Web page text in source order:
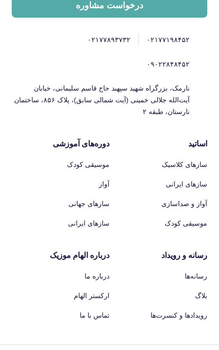
درخواست مشاوره
۰۲۱۷۷۱۹۸۴۵۲ ۰۲۱۷۷۸۹۳۷۳۲
۰۹۰۲۲۸۴۸۴۵۲
نارمک، بزرگراه شهید سپهبد حاج قاسم سلیمانی، خیابان
آیت‌الله جلالی خمینی (آیت شمالی سابق)، پلاک ۸۵۶، ساختمان
نارستان، طبقه ۲
اساتید
سازهای کلاسیک
سازهای ایرانی
آواز و صداسازی
موسیقی کودک
دوره‌های آموزشی
موسیقی کودک
آواز
سازهای جهانی
سازهای ایرانی
رسانه و رویداد
رسانه‌ها
بلاگ
رویدادها و کنسرت‌ها
درباره الهام موزیک
درباره ما
ارکستر الهام
تماس با ما